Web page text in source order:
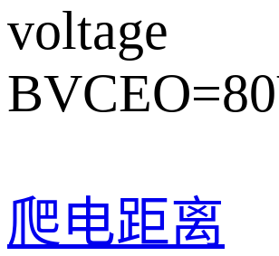
voltage
爬电距离